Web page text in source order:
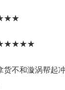
★★★★★
货不和漩涡帮起